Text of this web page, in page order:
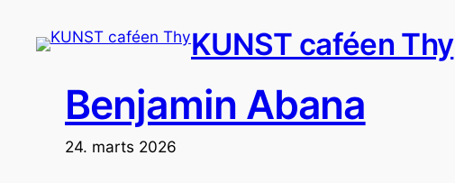
KUNST caféen Thy
Benjamin Abana
24. marts 2026